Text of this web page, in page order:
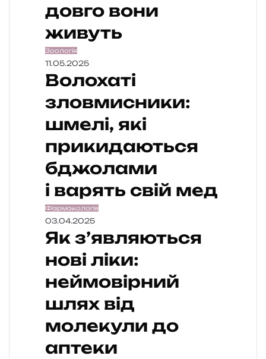
довго вони
живуть
Зоологія
11.05.2025
Волохаті
зловмисники:
шмелі, які
прикидаються
бджолами
і варять свій мед
Фармакологія
03.04.2025
Як з’являються
нові ліки:
неймовірний
шлях від
молекули до
аптеки